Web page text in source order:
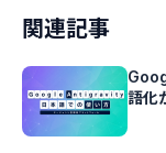
関連記事
語化